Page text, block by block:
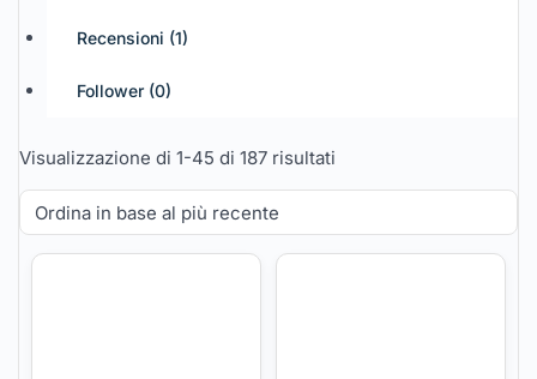
Recensioni (1)
Follower (0)
Visualizzazione di 1-45 di 187 risultati